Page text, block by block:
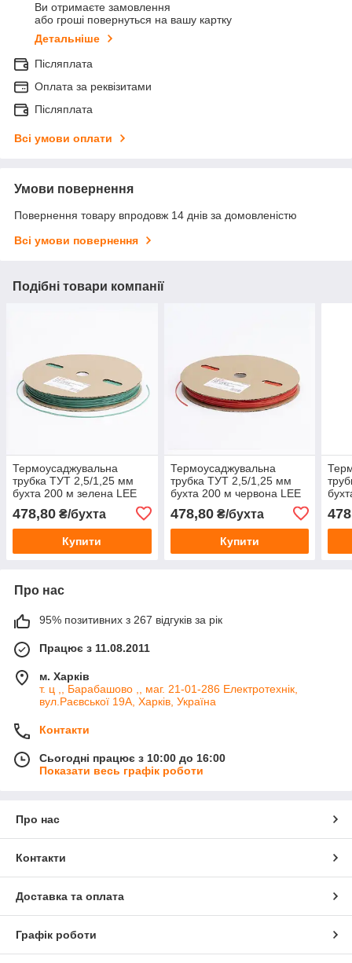
Ви отримаєте замовлення
або гроші повернуться на вашу картку
Детальніше
Післяплата
Оплата за реквізитами
Післяплата
Всі умови оплати
Умови повернення
Повернення товару впродовж 14 днів за домовленістю
Всі умови повернення
Подібні товари компанії
Термоусаджувальна
трубка ТУТ 2,5/1,25 мм
бухта 200 м зелена LEE
478,80 ₴/бухта
Купити
Термоусаджувальна
трубка ТУТ 2,5/1,25 мм
бухта 200 м червона LEE
478,80₴/бухта
Купити
Про нас
95% позитивних з 267 відгуків за рік
Працює з 11.08.2011
м. Харків
т. ц ,, Барабашово ,, маг. 21-01-286 Електротехнік,
вул.Раєвської 19А, Харків, Україна
Контакти
Сьогодні працює з 10:00 до 16:00
Показати весь графік роботи
Про нас
Контакти
Доставка та оплата
Графік роботи